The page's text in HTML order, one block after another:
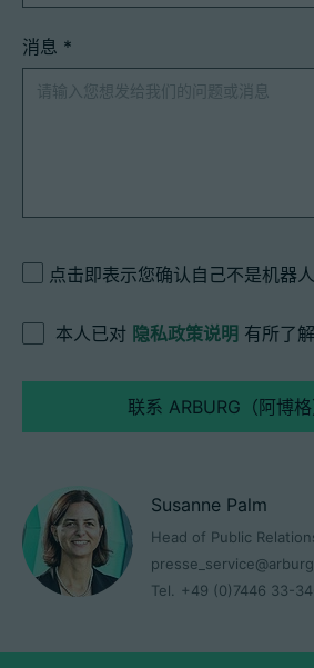
消息 *
点击即表示您确认自己不是机器人
本人已对 隐私政策说明 有所了
联系 ARBURG（阿博格
Susanne Palm
Head of Public
Tel. +49 (0)7446 33-